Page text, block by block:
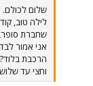
שלום לכולם.
לילה טוב,
שחברת
אני אמור
הרכבת
וחצי עד